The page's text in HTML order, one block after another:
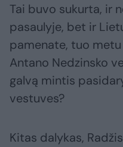
Tai buvo sukurta, ir
pasaulyje, bet ir
pamenate, tuo
Antano Nedzinsko
galvą mintis
vestuves?
Kitas dalykas,